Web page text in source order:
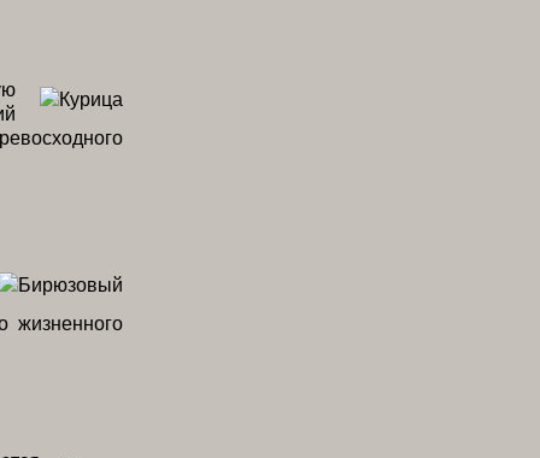
жизненного